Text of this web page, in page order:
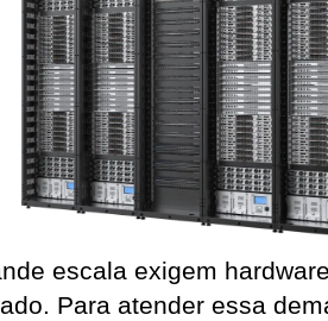
escala exigem
Para atender essa